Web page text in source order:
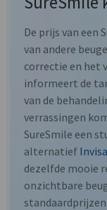
De prijs van een
van andere
correctie en het
informeert de
van de
verrassingen
SureSmile een
alternatief
dezelfde mooie
onzichtbare